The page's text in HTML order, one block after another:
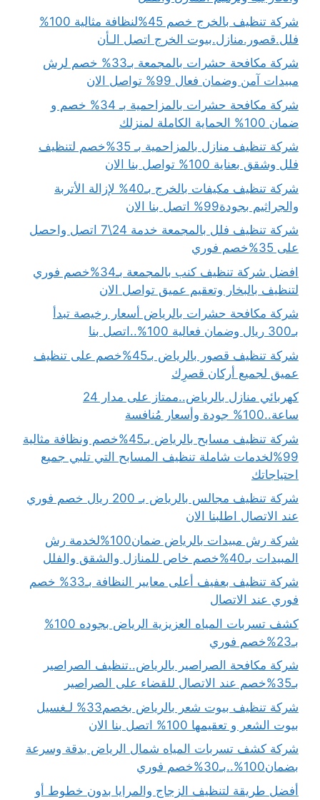
شركة تنظيف بالخرج خصم 45%لنظافة مثالية 100%
فلل.قصور.منازل.بيوت الخرج اتصل الـأن
شركة مكافحة حشرات بالمجمعة بـ33% خصم لرش
مبيدات آمن وضمان فعال 99% تواصل الان
شركة مكافحة حشرات بالمزاحمية بـ 34% خصم و
ضمان 100% الحماية الكاملة لمنزلك
شركة تنظيف منازل بالمزاحمية بـ 35%خصم لتنظيف
فلل وشقق بعناية 100% تواصل بنا الان
شركة تنظيف مكيفات بالخرج بـ40% لإزالة الأتربة
والجراثيم بجودة99% اتصل بنا الان
شركة تنظيف فلل بالمجمعة خدمة 24\7 اتصل واحصل
على 35%خصم فوري
افضل شركة تنظيف كنب بالمجمعة بـ34%خصم فوري
لتنظيف بالبخار وتعقيم عميق تواصل الان
شركة مكافحة حشرات بالرياض أسعار رخيصة تبدأ
بـ300 ريال وضمان فعالية 100%..اتصل بنا
شركة تنظيف قصور بالرياض بـ45%خصم على تنظيف
عميق لجميع أركان قصرِك
كهربائي منازل بالرياض..ممتاز على مدار 24
ساعة..100% جودة وأسعار مُنافسة
شركة تنظيف مسابح بالرياض بـ45%خصم ونظافة مثالية
99%لخدمات شاملة تنظيف المسابح التي تلبي جميع
احتياجاتك
شركة تنظيف مجالس بالرياض بـ 200 ريال خصم فوري
عند الاتصال اطلبنا الان
شركة رش مبيدات بالرياض ضمان100%لخدمة رش
المبيدات بـ40%خصم خاص للمنازل والشقق والفلل
شركة تنظيف بعفيف أعلى معايير النظافة بـ33% خصم
فوري عند الاتصال
كشف تسربات المياه العزيزية الرياض بجوده 100%
بـ23%خصم فوري
شركة مكافحة الصراصير بالرياض..تنظيف الصراصير
بـ35%خصم عند الاتصال للقضاء على الصراصير
شركة تنظيف بيوت شعر بالرياض بخصم33% لـغسيل
بيوت الشعر و تعقيمها 100% اتصل بنا الان
شركة كشف تسربات المياه شمال الرياض بدقة وسرعة
بضمان100%..بـ30%خصم فوري
أفضل طريقة لتنظيف الزجاج والمرايا بدون خطوط أو